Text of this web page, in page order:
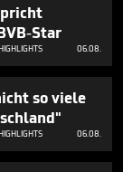
Star
06.08.
so viele
06.08.